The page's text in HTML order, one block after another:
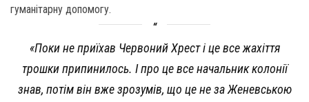
гуманітарну допомогу.
«Поки не приїхав Червоний Хрест і це все жахіття
трошки припинилось. І про це все начальник колонії
знав, потім він вже зрозумів, що це не за Женевською